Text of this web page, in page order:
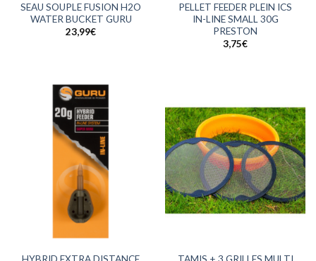
SEAU SOUPLE FUSION H2O
WATER BUCKET GURU
23,99€
PELLET FEEDER PLEIN ICS
IN-LINE SMALL 30G
PRESTON
3,75€